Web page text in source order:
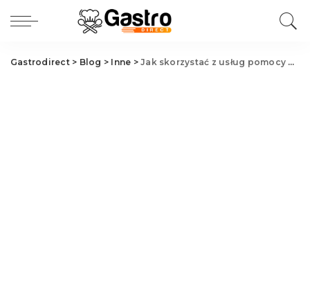
Gastrodirect> Blog > Inne >Jak skorzystać z usług pomocy drogowej?